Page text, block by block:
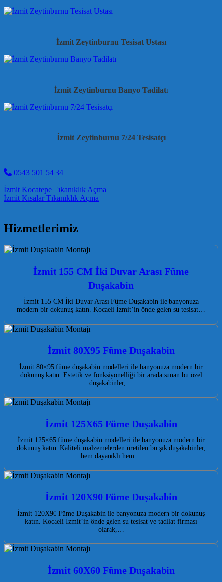
İzmit Zeytinburnu Tesisat Ustası
İzmit Zeytinburnu Banyo Tadilatı
İzmit Zeytinburnu 7/24 Tesisatçı
0543 501 54 34
Post navigation
İzmit Kocatepe Tıkanıklık Açma
İzmit Kısalar Tıkanıklık Açma
Hizmetlerimiz
İzmit 155 CM İki Duvar Arası Füme
Duşakabin
İzmit 155 CM İki Duvar Arası Füme Duşakabin ile banyonuza
modern bir dokunuş katın. Kocaeli İzmit’in önde gelen su tesisat…
İzmit 80X95 Füme Duşakabin
İzmit 80×95 füme duşakabin modelleri ile banyonuza modern bir
dokunuş katın. Estetik ve fonksiyonelliği bir arada sunan bu özel
duşakabinler,…
İzmit 125X65 Füme Duşakabin
İzmit 125×65 füme duşakabin modelleri ile banyonuza modern bir
dokunuş katın. Kaliteli malzemelerden üretilen bu şık duşakabinler,
hem dayanıklı hem…
İzmit 120X90 Füme Duşakabin
İzmit 120X90 Füme Duşakabin ile banyonuza modern bir dokunuş
katın. Kocaeli İzmit’in önde gelen su tesisat ve tadilat firması
olarak,…
İzmit 60X60 Füme Duşakabin